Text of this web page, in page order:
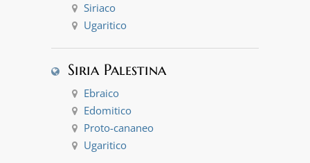
Siriaco
Ugaritico
Siria Palestina
Ebraico
Edomitico
Proto-cananeo
Ugaritico